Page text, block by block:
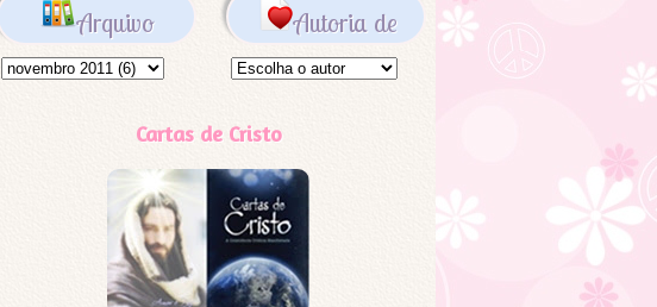
Arquivo Autoria de
Cartas de Cristo